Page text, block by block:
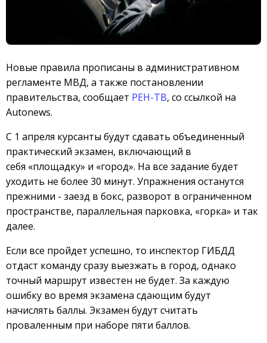
Новые правила прописаны в административном
регламенте МВД, а также постановлении
правительства, сообщает РЕН-ТВ, со ссылкой на
Autonews.
C 1 апреля курсанты будут сдавать объединенный
практический экзамен, включающий в
себя «площадку» и «город». На все задание будет
уходить не более 30 минут. Упражнения останутся
прежними - заезд в бокс, разворот в ограниченном
пространстве, параллельная парковка, «горка» и так
далее.
Если все пройдет успешно, то инспектор ГИБДД
отдаст команду сразу выезжать в город, однако
точный маршрут известен не будет. За каждую
ошибку во время экзамена сдающим будут
начислять баллы. Экзамен будут считать
проваленным при наборе пяти баллов.